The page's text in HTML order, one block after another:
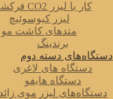
کار با لیزر CO2 فرکشنال
لیزر کیوسوئیچ
متدهای کاشت مو
برندینگ
دستگاه‌های دسته دوم
دستگاه های لاغری
دستگاه هایفو
دستگاه‌های لیزر موی زائد